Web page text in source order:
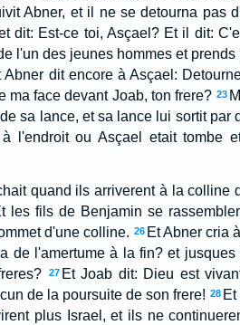
Abner, et il ne se detourna pas
dit: Est-ce toi, Asçael? Et il dit:
l'un des jeunes hommes et prends
Abner dit encore à Asçael:
ma face devant Joab, ton frere? 23
sa lance, et sa lance lui sortit par
l'endroit ou Asçael etait tombe
quand ils arriverent à la colline
les fils de Benjamin se
d'une colline. 26 Et Abner cria
de l'amertume à la fin? et
27 Et Joab dit: Dieu est
de la poursuite de son frere! 28
plus Israel, et ils ne